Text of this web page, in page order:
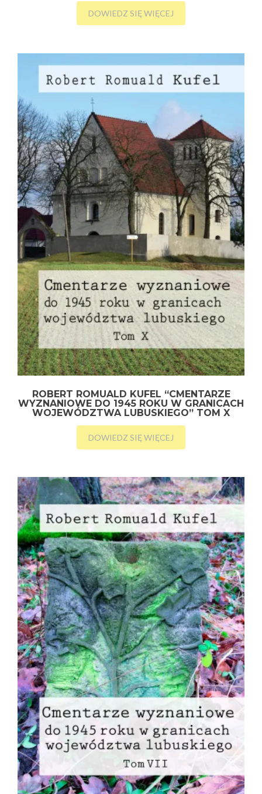
DOWIEDZ SIĘ WIĘCEJ
ROBERT ROMUALD KUFEL “CMENTARZE
WYZNANIOWE DO 1945 ROKU W GRANICACH
WOJEWÓDZTWA LUBUSKIEGO” TOM X
DOWIEDZ SIĘ WIĘCEJ